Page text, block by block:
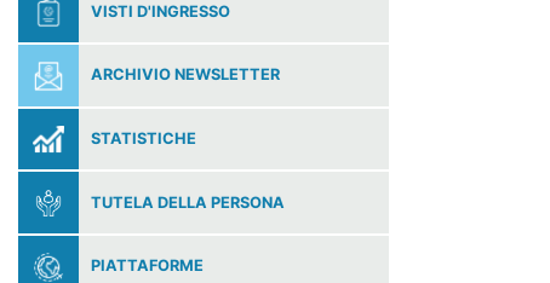
VISTI D'INGRESSO
ARCHIVIO NEWSLETTER
STATISTICHE
TUTELA DELLA PERSONA
PIATTAFORME